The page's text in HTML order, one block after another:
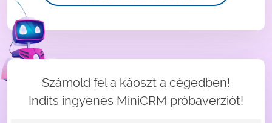
Számold fel a káoszt a cégedben!
Indíts ingyenes MiniCRM próbaverziót!